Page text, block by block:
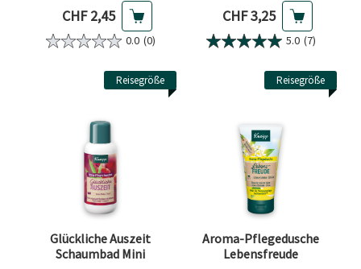
Aktueller Preis
CHF 2,45
0.0 (0)
Aktueller Preis
CHF 3,25
5.0 (7)
Reisegröße
Glückliche Auszeit
Schaumbad Mini
Reisegröße
Aroma-Pflegedusche
Lebensfreude